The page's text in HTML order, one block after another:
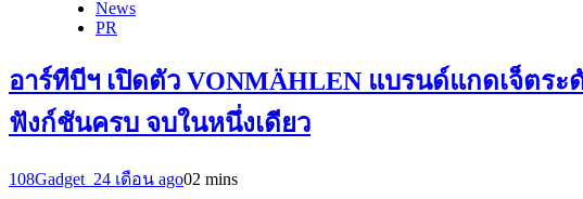
News
PR
อาร์ทีบีฯ เปิดตัว VONMÄHLEN แบรนด์แกดเจ็ตระ
ฟังก์ชันครบ จบในหนึ่งเดียว
108Gadget_24 เดือน ago02 mins